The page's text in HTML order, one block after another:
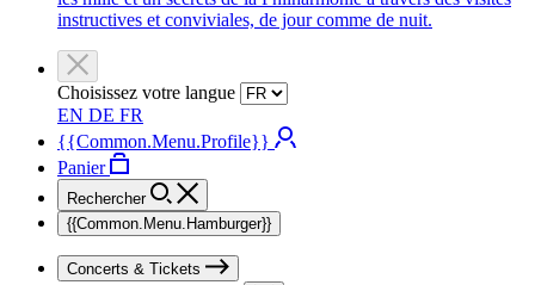
instructives et conviviales, de jour comme de nuit.
Choisissez votre langue
EN DE FR
{{Common.Menu.Profile}}
Panier
Rechercher
{{Common.Menu.Hamburger}}
Concerts & Tickets